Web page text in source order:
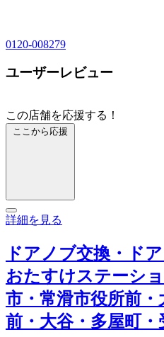
0120-008279
ユーザーレビュー
この店舗を応援する！
ここから応援
詳細を見る
ドアノブ交換・ド
おたすけステーシ
市・常滑市役所前
前・大谷・多屋町・